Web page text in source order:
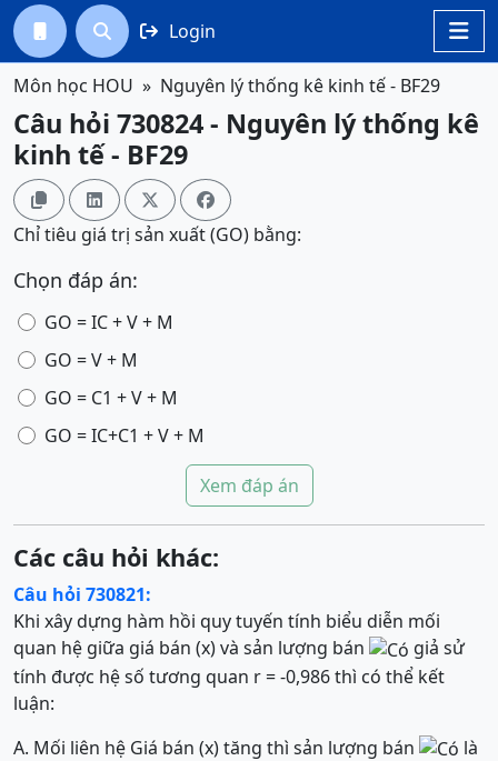

  Login
Môn học HOU Nguyên lý thống kê kinh tế - BF29
Câu hỏi 730824 - Nguyên lý thống kê
kinh tế - BF29
   
Chỉ tiêu giá trị sản xuất (GO) bằng:
Chọn đáp án:
GO = IC + V + M
GO = V + M
GO = C1 + V + M
GO = IC+C1 + V + M
Xem đáp án
Các câu hỏi khác:
Câu hỏi 730821:
Khi xây dựng hàm hồi quy tuyến tính biểu diễn mối
quan hệ giữa giá bán (x) và sản lượng bán
giả sử
tính được hệ số tương quan r = -0,986 thì có thể kết
luận:
A. Mối liên hệ Giá bán (x) tăng thì sản lượng bán
là